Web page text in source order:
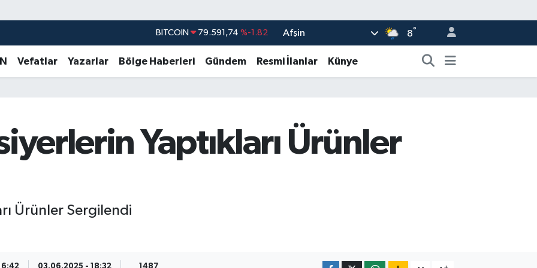
DOLAR 45,43620 %0.02
STERLİN 61,60380 %0.18
BITCOIN 79.591,74 %-1.82
Afşin 8°
Vefatlar Yazarlar Bölge Haberleri Gündem Resmi İlanlar Künye
Yaptıkları Ürünler
Ürünler Sergilendi
03.06.2025 - 18:32 1487